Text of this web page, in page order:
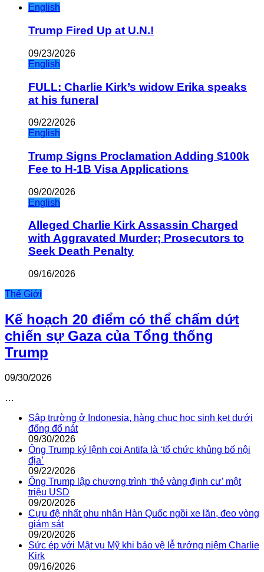
English
Trump Fired Up at U.N.!
09/23/2026
English
FULL: Charlie Kirk’s widow Erika speaks
at his funeral
09/22/2026
English
Trump Signs Proclamation Adding $100k
Fee to H-1B Visa Applications
09/20/2026
English
Alleged Charlie Kirk Assassin Charged
with Aggravated Murder; Prosecutors to
Seek Death Penalty
09/16/2026
Thế Giới
Kế hoạch 20 điểm có thể chấm dứt
chiến sự Gaza của Tổng thống
Trump
09/30/2026
…
Sập trường ở Indonesia, hàng chục học sinh kẹt dưới
đống đổ nát
09/30/2026
Ông Trump ký lệnh coi Antifa là ‘tổ chức khủng bố nội
địa’
09/22/2026
Ông Trump lập chương trình ‘thẻ vàng định cư’ một
triệu USD
09/20/2026
Cựu đệ nhất phu nhân Hàn Quốc ngồi xe lăn, đeo vòng
giám sát
09/20/2026
Sức ép với Mật vụ Mỹ khi bảo vệ lễ tưởng niệm Charlie
Kirk
09/16/2026